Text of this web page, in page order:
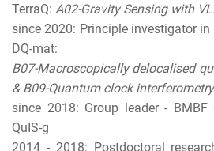
TerraQ: A02-Gravity Sensing with
since 2020: Principle investigator
DQ-mat:
B07-Macroscopically delocalised
& B09-Quantum clock interferometry
since 2018: Group leader - BMBF
QuIS-g
2014 - 2018: Postdoctoral